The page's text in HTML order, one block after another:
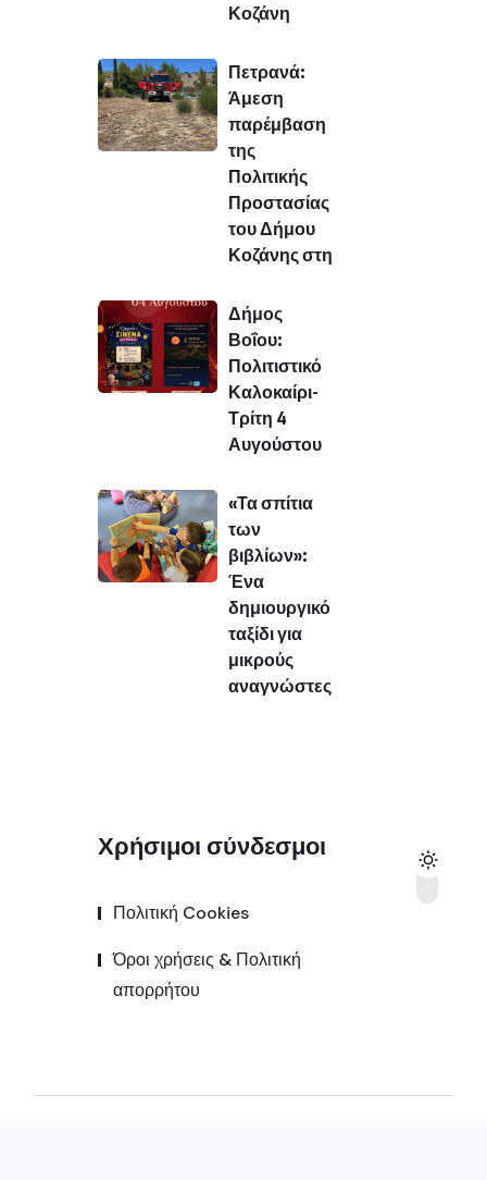
Κοζάνη
Πετρανά:
Άμεση
παρέμβαση
της
Πολιτικής
Προστασίας
του Δήμου
Κοζάνης στη
Δήμος
Βοΐου:
Πολιτιστικό
Καλοκαίρι-
Τρίτη 4
Αυγούστου
«Τα σπίτια
των
βιβλίων»:
Ένα
δημιουργικό
ταξίδι για
μικρούς
αναγνώστες
Χρήσιμοι σύνδεσμοι
Πολιτική Cookies
Όροι χρήσεις & Πολιτική
απορρήτου